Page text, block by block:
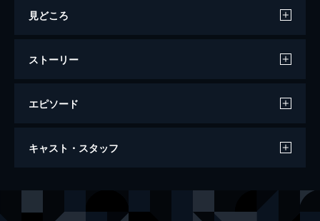
見どころ
ストーリー
エピソード
カメラを止めるな！
キャスト・スタッフ